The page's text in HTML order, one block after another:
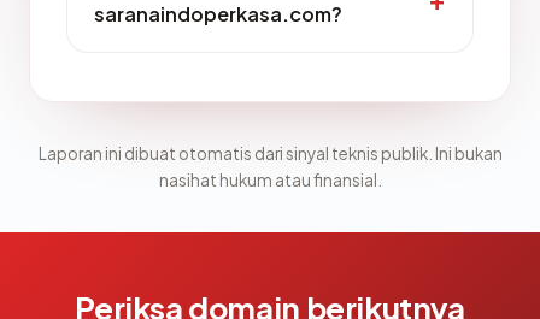
saranaindoperkasa.com?
Laporan ini dibuat otomatis dari sinyal teknis publik. Ini bukan
nasihat hukum atau finansial.
Periksa domain berikutnya